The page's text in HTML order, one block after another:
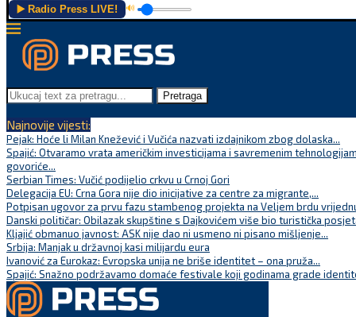
▶️ Radio Press LIVE! 🔊
Pretraga
Najnovije vijesti:
Pejak: Hoće li Milan Knežević i Vučića nazvati izdajnikom zbog dolaska...
Spajić: Otvaramo vrata američkim investicijama i savremenim
govoriće...
Serbian Times: Vučić podijelio crkvu u Crnoj Gori
Delegacija EU: Crna Gora nije dio inicijative za centre za migrante,...
Potpisan ugovor za prvu fazu stambenog projekta na Veljem brdu
Danski političar: Obilazak skupštine s Dajkovićem više bio turistička
Kljajić obmanuo javnost: ASK nije dao ni usmeno ni pisano mišljenje...
Srbija: Manjak u državnoj kasi milijardu eura
Ivanović za Eurokaz: Evropska unija ne briše identitet – ona pruža...
Spajić: Snažno podržavamo domaće festivale koji godinama grade